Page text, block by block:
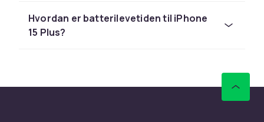
Deksel og skjermbeskyttelse
MagSafe-deksel støtter 15W lading. iPhone 15
Plus bruker USB-C, ikke Lightning. Velg mellom
Hvordan er batterilevetiden til iPhone
15 Plus?